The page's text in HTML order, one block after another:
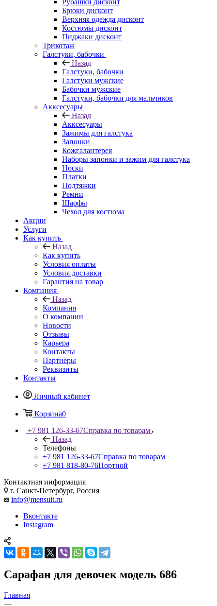
Рубашки дисконт
Брюки дисконт
Верхняя одежда дисконт
Костюмы дисконт
Пиджаки дисконт
Трикотаж
Галстуки, бабочки
Назад
Галстуки, бабочки
Галстуки мужские
Бабочки мужские
Галстуки, бабочки для мальчиков
Акксесуары
Назад
Акксесуары
Зажимы для галстука
Запонки
Кожгалантерея
Наборы запонки и зажим для галстука
Носки
Платки
Подтяжки
Ремни
Шарфы
Чехол для костюма
Акции
Услуги
Как купить
Назад
Как купить
Условия оплаты
Условия доставки
Гарантия на товар
Компания
Назад
Компания
О компании
Новости
Отзывы
Карьера
Контакты
Партнеры
Реквизиты
Контакты
Личный кабинет
Корзина0
+7 981 126-33-67Справка по товарам
Назад
Телефоны
+7 981 126-33-67Справка по товарам
+7 981 818-80-76Портной
Контактная информация
г. Санкт-Петербург, Россия
info@mensuit.ru
Вконтакте
Instagram
Сарафан для девочек модель 686
Главная
—